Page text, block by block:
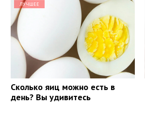
ЛУЧШЕЕ
Сколько яиц можно есть в
день? Вы удивитесь